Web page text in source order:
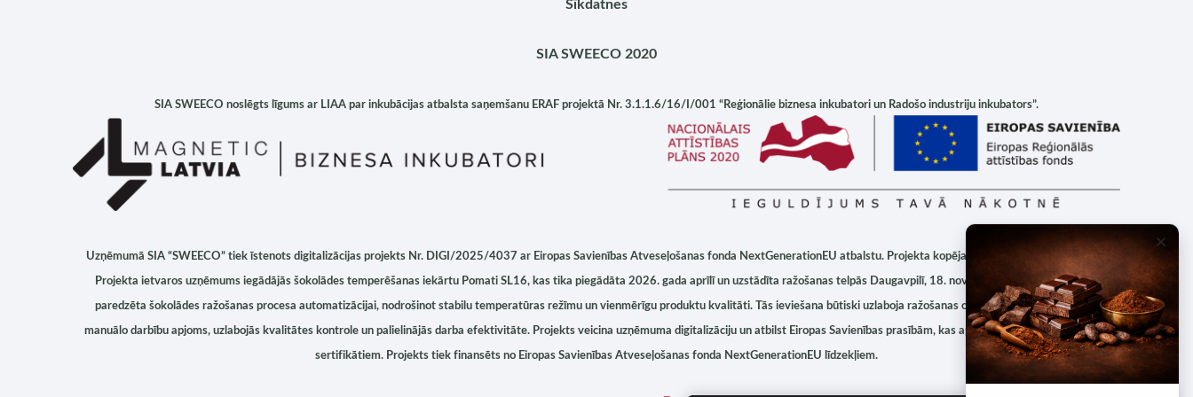
SIA SWEECO 2020
SIA SWEECO noslēgts līgums ar LIAA par inkubācijas atbalsta saņemšanu ERAF projektā Nr. 3.1.1.6/16/I/001 “Reģionālie biznesa inkubatori un Radošo industriju inkubators”.
Uzņēmumā SIA “SWEECO”tiek īstenotsdigitalizācijas projekts Nr. DIGI/2025/4037 ar Eiropas Savienības Atveseļošanas fonda NextGenerationEU atbalstu. Projekta kopējais finansējums ir9990 EUR.
Projekta ietvaros uzņēmums iegādājāsšokolādes temperēšanas iekārtu Pomati SL16, kas tika piegādāta 2026. gada aprīlī un uzstādīta ražošanas telpās Daugavpilī, 18. novembra iela 103‑2. Iekārta
paredzēta šokolādes ražošanas procesa automatizācijai, nodrošinot stabilu temperatūras režīmu un vienmērīgu produktu kvalitāti. Tās ieviešana būtiski uzlaboja ražošanas organizāciju — samazinājās
manuālo darbību apjoms, uzlabojās kvalitātes kontrole un palielinājās darba efektivitāte. Projekts veicina uzņēmuma digitalizāciju un atbilst Eiropas Savienības prasībām, kas apliecinātas ar pievienotajiem
sertifikātiem. Projekts tiek finansēts no Eiropas Savienības Atveseļošanas fonda NextGenerationEU līdzekļiem.